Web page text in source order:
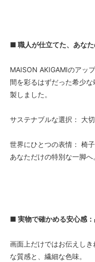
■ 職人が仕立てた、あな
MAISON AKIGAMIのアッ
間を彩るはずだった希少
製しました。
サステナブルな選択： 大
世界にひとつの表情： 椅
あなただけの特別な一脚へ
■ 実物で確かめる安心感：
画面上だけではお伝えし
な質感と、繊細な色味。